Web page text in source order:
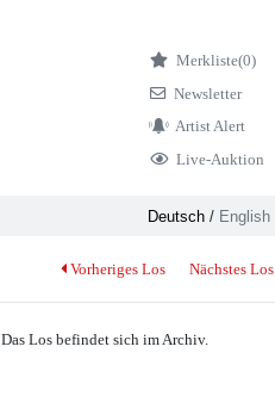
Merkliste(0)
Newsletter
Artist Alert
Live-Auktion
Deutsch/ English
Vorheriges Los Nächstes Los
Das Los befindet sich im Archiv.